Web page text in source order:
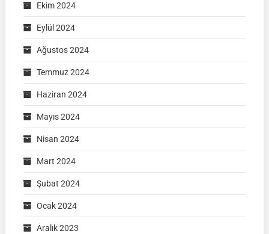
Ekim 2024
Eylül 2024
Ağustos 2024
Temmuz 2024
Haziran 2024
Mayıs 2024
Nisan 2024
Mart 2024
Şubat 2024
Ocak 2024
Aralık 2023